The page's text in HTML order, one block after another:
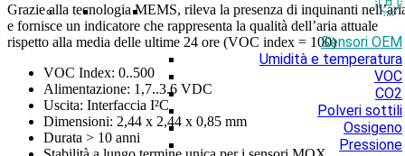
Sensori OEM
Umidità e temperatura
VOC
CO2
Polveri sottili
Ossigeno
Pressione
Grazie alla tecnologia MEMS, rileva la presenza di inquinanti
e fornisce un indicatore che rappresenta la qualità dell’aria attuale
rispetto alla media delle ultime 24 ore (VOC index = 100)
VOC Index: 0..500
Alimentazione: 1,7..3.6 VDC
Uscita: Interfaccia I²C
Dimensioni: 2,44 x 2,44 x 0,85 mm
Durata > 10 anni